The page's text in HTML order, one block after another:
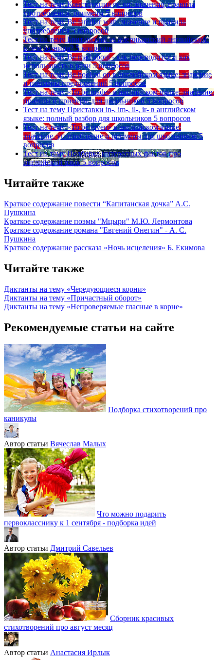
Тест на тему Конструкция go on: значения, правила
употребления, примеры 5 вопросов
Тест на тему Be familiar with: значение и правила
употребления 5 вопросов
Тест на тему Британский vs американский английский:
в чем разница? 5 вопросов
Тест на тему Be mad about - как переводится и как
использовать в речи 5 вопросов
Тест на тему Be hooked on в английском языке: значение
и примеры предложений 5 вопросов
Тест на тему «To be made» в английском языке: значение,
правила и примеры для школьников 5 вопросов
Тест на тему Приставки in-, im-, il-, ir- в английском
языке: полный разбор для школьников 5 вопросов
Тест на тему «To be given» в английском языке:
значение, употребление и примеры для школьников 5
вопросов
Тест на тему Подборка интересных фактов про
английский язык 5 вопросов
Читайте также
Краткое содержание повести “Капитанская дочка” А.С.
Пушкина
Краткое содержание поэмы "Мцыри" М.Ю. Лермонтова
Краткое содержание романа "Евгений Онегин" - А. С.
Пушкина
Краткое содержание рассказа «Ночь исцеления» Б. Екимова
Читайте также
Диктанты на тему «Чередующиеся корни»
Диктанты на тему «Причастный оборот»
Диктанты на тему «Непроверяемые гласные в корне»
Рекомендуемые статьи на сайте
Подборка стихотворений про
каникулы
Автор статьи Вячеслав Малых
Что можно подарить
первокласснику к 1 сентября - подборка идей
Автор статьи Дмитрий Савельев
Сборник красивых
стихотворений про август месяц
Автор статьи Анастасия Ирлык